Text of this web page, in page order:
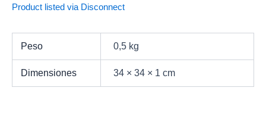
Product listed via Disconnect
Peso 0,5 kg
Dimensiones 34 × 34 × 1 cm